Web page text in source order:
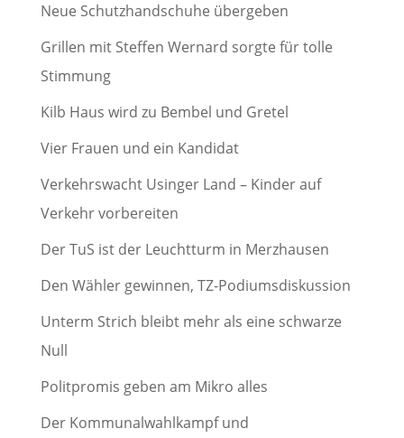
Neue Schutzhandschuhe übergeben
Grillen mit Steffen Wernard sorgte für tolle
Stimmung
Kilb Haus wird zu Bembel und Gretel
Vier Frauen und ein Kandidat
Verkehrswacht Usinger Land – Kinder auf
Verkehr vorbereiten
Der TuS ist der Leuchtturm in Merzhausen
Den Wähler gewinnen, TZ-Podiumsdiskussion
Unterm Strich bleibt mehr als eine schwarze
Null
Politpromis geben am Mikro alles
Der Kommunalwahlkampf und